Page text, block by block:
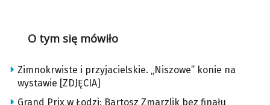
O tym się mówiło
Zimnokrwiste i przyjacielskie. „Niszowe” konie na
wystawie [ZDJĘCIA]
Grand Prix w Łodzi: Bartosz Zmarzlik bez finału